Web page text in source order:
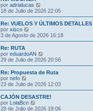
a
j
e
m
e
s
j
e
l
t
m
o
m
e
a
j
e
por adrialucas
e
r
ú
t
o
m
e
s
j
e
18 de Julio de 2026 22:05
Re: VUELOS Y ÚLTIMOS DETALLES
por xisco
e
r
l
t
m
o
m
e
s
a
3 de Agosto de 2026 16:18
Re: RUTA
por eduardoAN
e
r
ú
t
m
o
m
29 de Julio de 2026 20:56
Re: Propuesta de Ruta
por nefo
e
r
ú
l
t
23 de Julio de 2026 12:03
CAJÓN DESASTRE!
por LolaBcn
e
28 de Julio de 2026 18:06